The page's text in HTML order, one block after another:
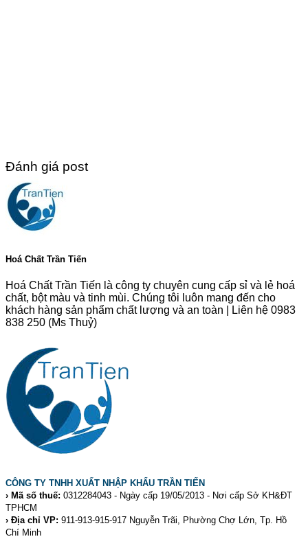
Đánh giá post
Hoá Chất Trần Tiến
Hoá Chất Trần Tiến là công ty chuyên cung cấp sỉ và lẻ hoá
chất, bột màu và tinh mùi. Chúng tôi luôn mang đến cho
khách hàng sản phẩm chất lượng và an toàn | Liên hệ 0983
838 250 (Ms Thuỷ)
CÔNG TY TNHH XUẤT NHẬP KHẨU TRẦN TIẾN
› Mã số thuế: 0312284043 - Ngày cấp 19/05/2013 - Nơi cấp Sở KH&ĐT
TPHCM
› Địa chỉ VP: 911-913-915-917 Nguyễn Trãi, Phường Chợ Lớn, Tp. Hồ
Chí Minh